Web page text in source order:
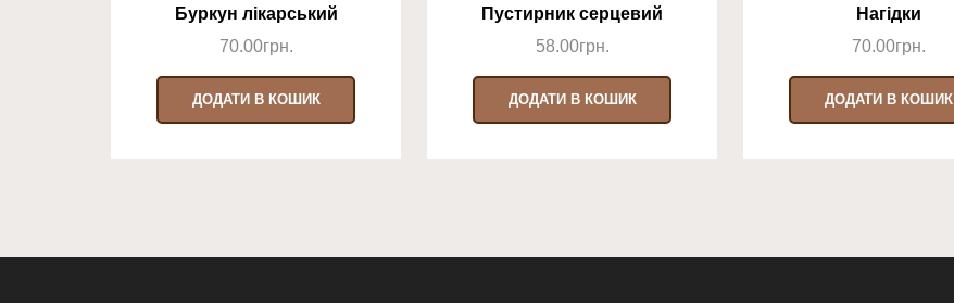
Буркун лікарський
70.00грн.
ДОДАТИ В КОШИК
Пустирник серцевий
58.00грн.
ДОДАТИ В КОШИК
Нагідки
70.00грн.
ДОДАТИ В КОШИК